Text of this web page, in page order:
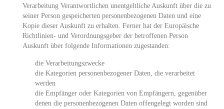
Verarbeitung Verantwortlichen unentgeltliche Auskunft über die zu
seiner Person gespeicherten personenbezogenen Daten und eine
Kopie dieser Auskunft zu erhalten. Ferner hat der Europäische
Richtlinien- und Verordnungsgeber der betroffenen Person
Auskunft über folgende Informationen zugestanden:
die Verarbeitungszwecke
die Kategorien personenbezogener Daten, die verarbeitet
werden
die Empfänger oder Kategorien von Empfängern, gegenüber
denen die personenbezogenen Daten offengelegt worden sind